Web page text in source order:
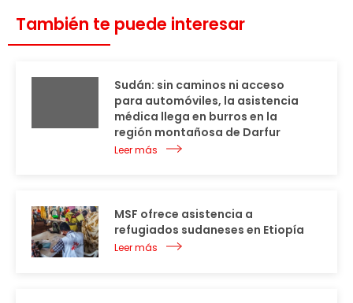
También te puede interesar
Sudán: sin caminos ni acceso
para automóviles, la asistencia
médica llega en burros en la
región montañosa de Darfur
Leer más
MSF ofrece asistencia a
refugiados sudaneses en Etiopía
Leer más